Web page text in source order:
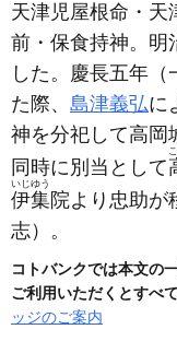
天津児屋根命・天
前・保食持神。明
した。慶長五年
た際、 島津義弘に
神を分祀して高岡
同時に別当として
伊集
いじゆう
院より忠助が
志） 。
コトバンクでは本文の
ご利用いただくとすべ
ッジのご案内